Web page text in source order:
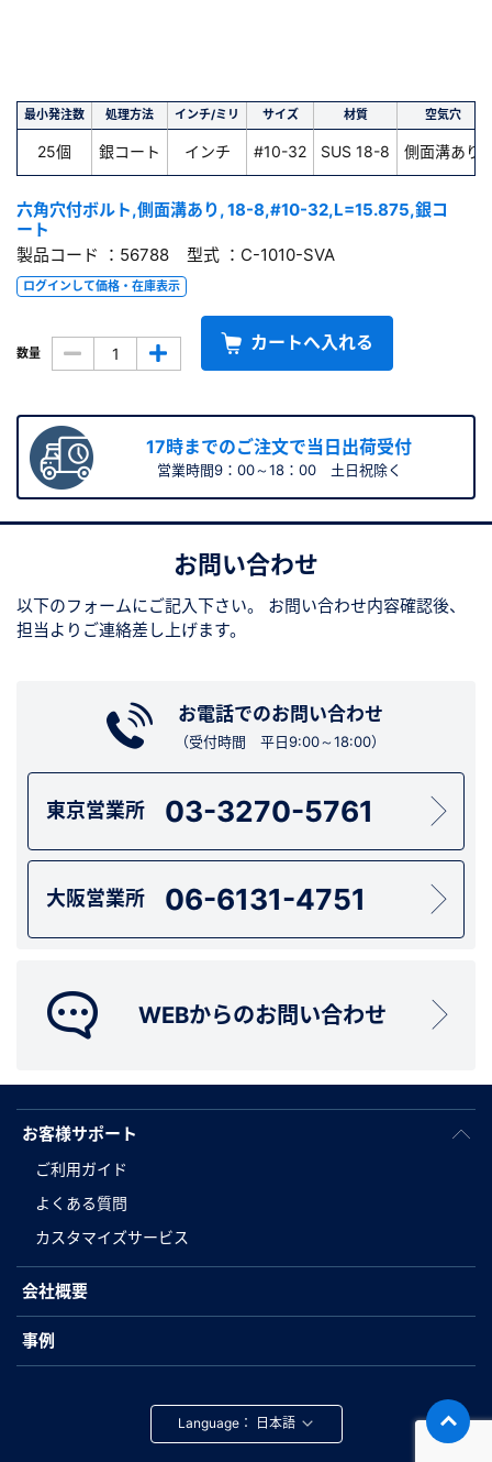
最小発注数 処理方法 インチ/ミリ サイズ 材質 空気穴
25個 銀コート インチ #10-32 SUS 18-8 側面溝あり
六角穴付ボルト,側面溝あり, 18-8,#10-32,L=15.875,銀コ
ート
製品コード ：56788 型式 ：C-1010-SVA
ログインして価格・在庫表示
数量 カートへ入れる
17時までのご注文で当日出荷受付
営業時間9：00～18：00 土日祝除く
お問い合わせ
以下のフォームにご記入下さい。
お問い合わせ内容確認後、
担当よりご連絡差し上げます。
お電話でのお問い合わせ
（受付時間 平日9:00～18:00）
東京営業所 03-3270-5761
大阪営業所 06-6131-4751
WEBからのお問い合わせ
お客様サポート
ご利用ガイド
よくある質問
カスタマイズサービス
会社概要
事例
Language：